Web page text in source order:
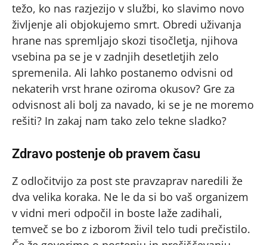
težo, ko nas razjezijo v službi, ko slavimo novo
življenje ali objokujemo smrt. Obredi uživanja
hrane nas spremljajo skozi tisočletja, njihova
vsebina pa se je v zadnjih desetletjih zelo
spremenila. Ali lahko postanemo odvisni od
nekaterih vrst hrane oziroma okusov? Gre za
odvisnost ali bolj za navado, ki se je ne moremo
rešiti? In zakaj nam tako zelo tekne sladko?
Zdravo postenje ob pravem času
Z odločitvijo za post ste pravzaprav naredili že
dva velika koraka. Ne le da si bo vaš organizem
v vidni meri odpočil in boste laže zadihali,
temveč se bo z izborom živil telo tudi prečistilo.